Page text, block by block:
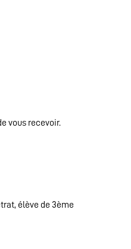
vous recevoir.
élève de 3ème